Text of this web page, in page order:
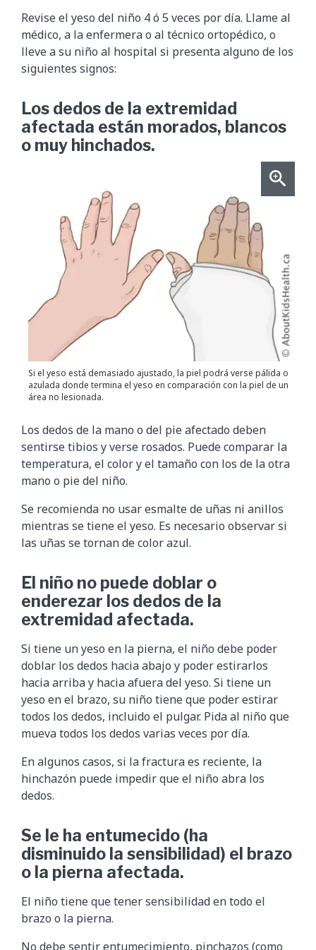
Revise el yeso del niño 4 ó 5 veces por día. Llame al
médico, a la enfermera o al técnico ortopédico, o
lleve a su niño al hospital si presenta alguno de los
siguientes signos:
Los dedos de la extremidad
afectada están morados, blancos
o muy hinchados.
Si el yeso está demasiado ajustado, la piel podrá verse pálida o
azulada donde termina el yeso en comparación con la piel de un
área no lesionada.
Los dedos de la mano o del pie afectado deben
sentirse tibios y verse rosados. Puede comparar la
temperatura, el color y el tamaño con los de la otra
mano o pie del niño.
Se recomienda no usar esmalte de uñas ni anillos
mientras se tiene el yeso. Es necesario observar si
las uñas se tornan de color azul.
El niño no puede doblar o
enderezar los dedos de la
extremidad afectada.
Si tiene un yeso en la pierna, el niño debe poder
doblar los dedos hacia abajo y poder estirarlos
hacia arriba y hacia afuera del yeso. Si tiene un
yeso en el brazo, su niño tiene que poder estirar
todos los dedos, incluido el pulgar. Pida al niño que
mueva todos los dedos varias veces por día.
En algunos casos, si la fractura es reciente, la
hinchazón puede impedir que el niño abra los
dedos.
Se le ha entumecido (ha
disminuido la sensibilidad) el brazo
o la pierna afectada.
El niño tiene que tener sensibilidad en todo el
brazo o la pierna.
No debe sentir entumecimiento, pinchazos (como